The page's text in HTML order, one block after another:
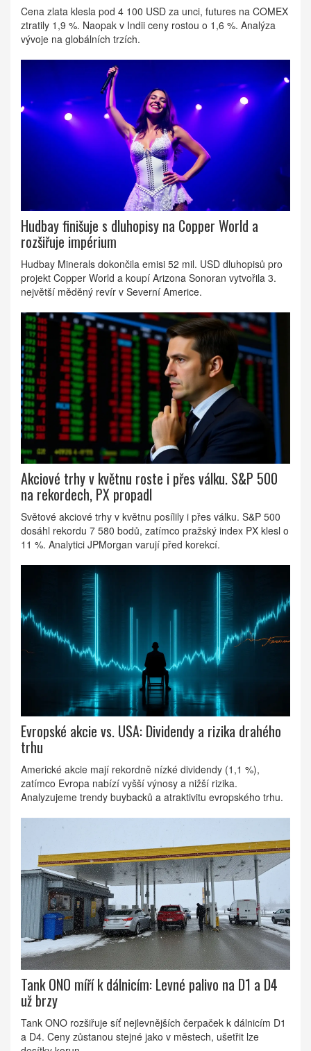
Cena zlata klesla pod 4 100 USD za unci, futures na COMEX
ztratily 1,9 %. Naopak v Indii ceny rostou o 1,6 %. Analýza
vývoje na globálních trzích.
Hudbay finišuje s dluhopisy na Copper World a
rozšiřuje impérium
Hudbay Minerals dokončila emisi 52 mil. USD dluhopisů pro
projekt Copper World a koupí Arizona Sonoran vytvořila 3.
největší měděný revír v Severní Americe.
Akciové trhy v květnu roste i přes válku. S&P 500
na rekordech, PX propadl
Světové akciové trhy v květnu posílily i přes válku. S&P 500
dosáhl rekordu 7 580 bodů, zatímco pražský index PX klesl o
11 %. Analytici JPMorgan varují před korekcí.
Evropské akcie vs. USA: Dividendy a rizika drahého
trhu
Americké akcie mají rekordně nízké dividendy (1,1 %),
zatímco Evropa nabízí vyšší výnosy a nižší rizika.
Analyzujeme trendy buybacků a atraktivitu evropského trhu.
Tank ONO míří k dálnicím: Levné palivo na D1 a D4
už brzy
Tank ONO rozšiřuje síť nejlevnějších čerpaček k dálnicím D1
a D4. Ceny zůstanou stejné jako v městech, ušetřit lze